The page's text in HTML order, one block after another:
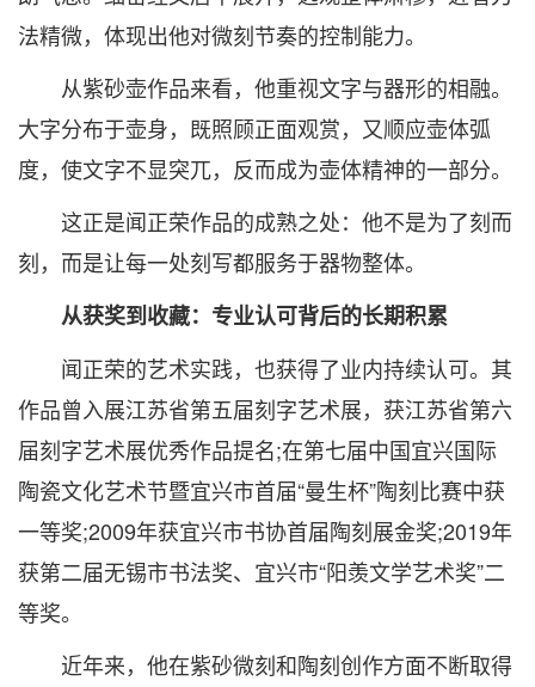
法精微，体现出他对微刻节奏的控制能力。
从紫砂壶作品来看，他重视文字与器形的相融。
大字分布于壶身，既照顾正面观赏，又顺应壶体弧
度，使文字不显突兀，反而成为壶体精神的一部分。
这正是闻正荣作品的成熟之处：他不是为了刻而
刻，而是让每一处刻写都服务于器物整体。
从获奖到收藏：专业认可背后的长期积累
闻正荣的艺术实践，也获得了业内持续认可。其
作品曾入展江苏省第五届刻字艺术展，获江苏省第六
届刻字艺术展优秀作品提名;在第七届中国宜兴国际
陶瓷文化艺术节暨宜兴市首届“曼生杯”陶刻比赛中获
一等奖;2009年获宜兴市书协首届陶刻展金奖;2019年
获第二届无锡市书法奖、宜兴市“阳羡文学艺术奖”二
等奖。
近年来，他在紫砂微刻和陶刻创作方面不断取得